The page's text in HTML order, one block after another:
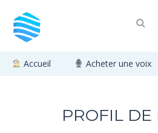
Accueil Acheter une voix
PROFIL DE